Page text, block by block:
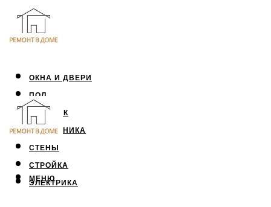
ОКНА И ДВЕРИ
ПОЛ
ПОТОЛОК
САНТЕХНИКА
СТЕНЫ
СТРОЙКА
ЭЛЕКТРИКА
МЕНЮ